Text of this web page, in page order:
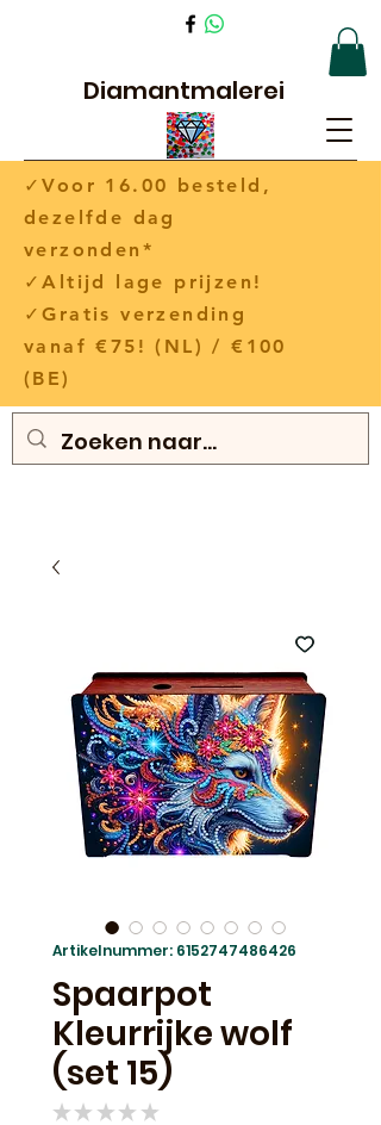
Diamantmalerei
✓Voor 16.00 besteld,
dezelfde dag
verzonden*
✓Altijd lage prijzen!
✓Gratis verzending
vanaf €75! (NL) / €100
(BE)
Artikelnummer: 6152747486426
Spaarpot
Kleurrijke wolf
(set 15)
★ ★ ★ ★ ★